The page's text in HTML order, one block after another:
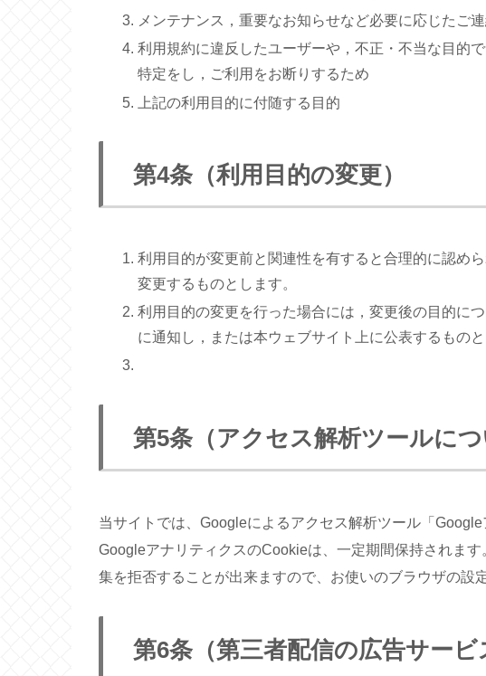
メンテナンス，重要なお知らせなど必要に応じたご
利用規約に違反したユーザーや，不正・不当な目的
特定をし，ご利用をお断りするため
上記の利用目的に付随する目的
第4条（利用目的の変更）
利用目的が変更前と関連性を有すると合理的に認め
変更するものとします。
利用目的の変更を行った場合には，変更後の目的に
に通知し，または本ウェブサイト上に公表するものと
第5条（アクセス解析ツールにつ
当サイトでは、Googleによるアクセス解析ツール「
GoogleアナリティクスのCookieは、一定期間保持されま
集を拒否することが出来ますので、お使いのブラウザの設
第6条（第三者配信の広告サービ